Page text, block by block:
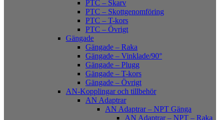
PTC – Skarv
PTC – Skottgenomföring
PTC – T-kors
PTC – Övrigt
Gängade
Gängade – Raka
Gängade – Vinklade/90°
Gängade – Plugg
Gängade – T-kors
Gängade – Övrigt
AN-Kopplingar och tillbehör
AN Adaptrar
AN Adaptrar – NPT Gänga
AN Adaptrar – NPT – Raka